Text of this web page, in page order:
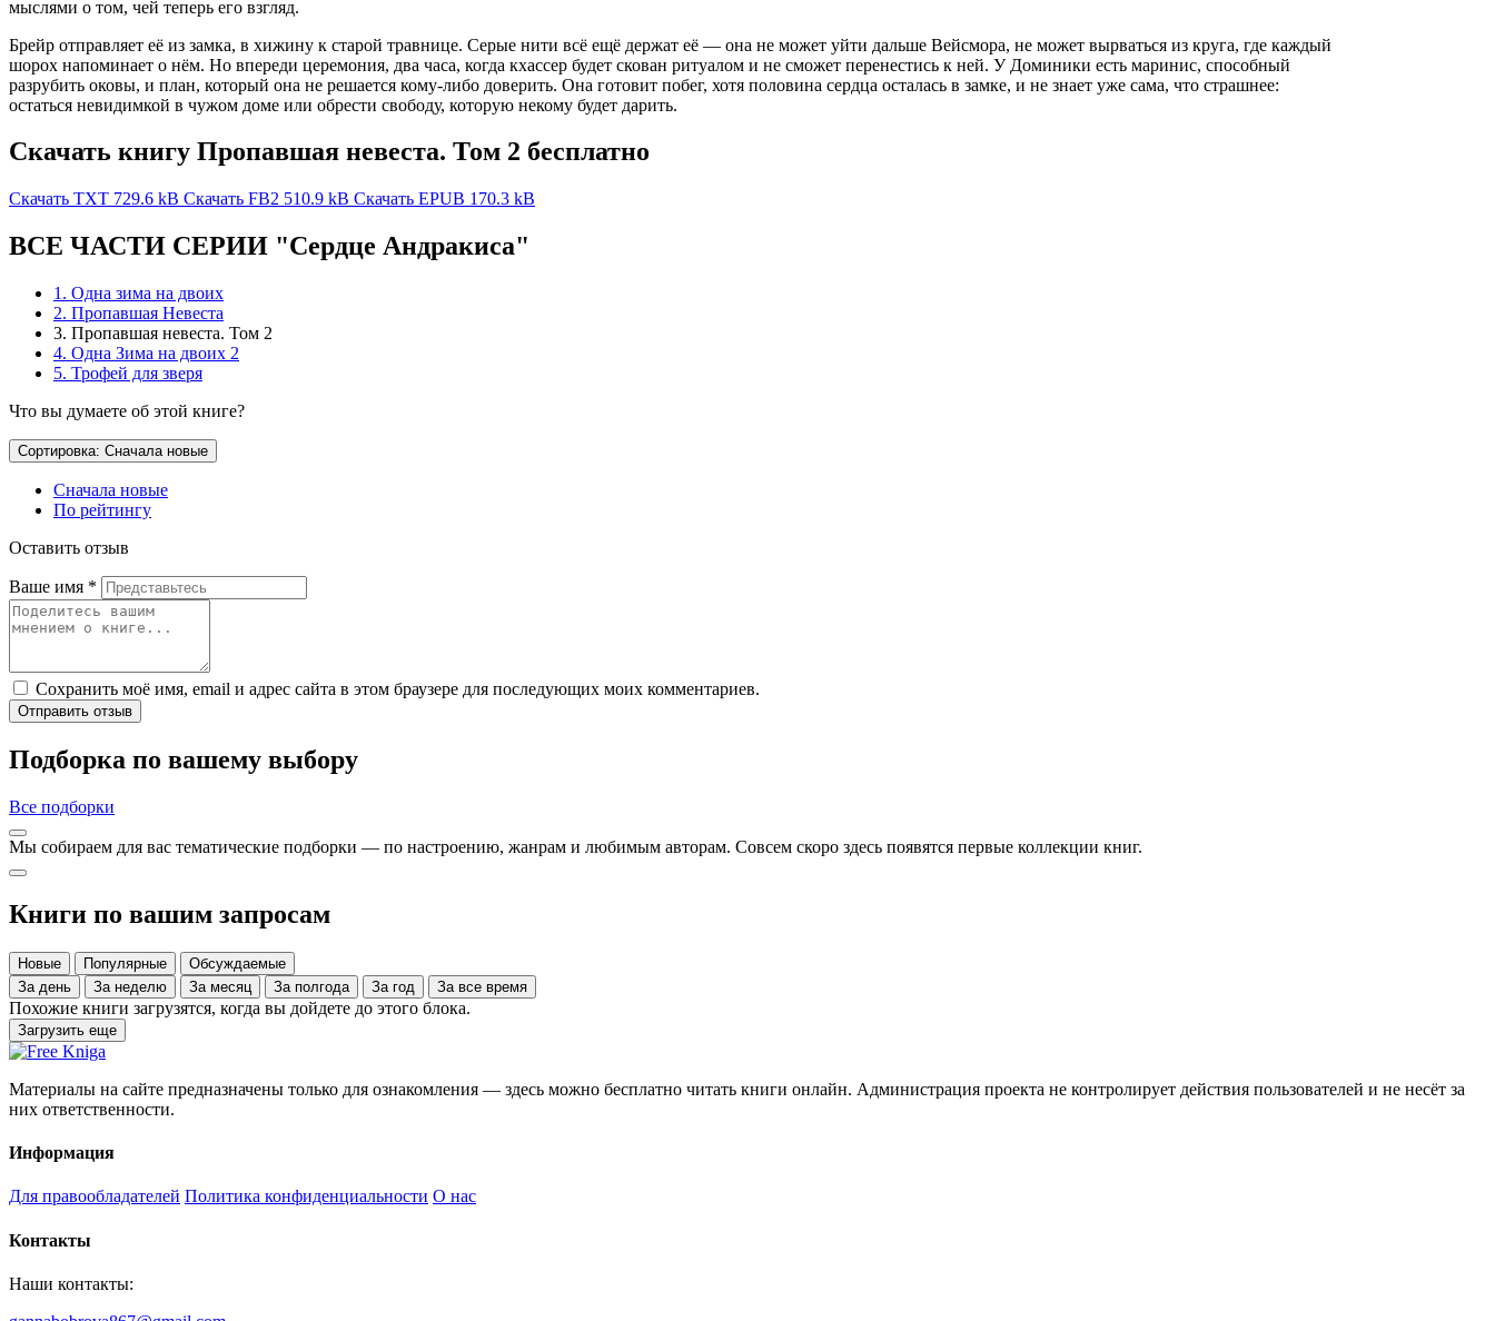
мыслями о том, чей теперь его взгляд.
Брейр отправляет её из замка, в хижину к старой травнице. Серые нити всё ещё держат её — она не может уйти дальше Вейсмора, не может вырваться из круга, где каждый
шорох напоминает о нём. Но впереди церемония, два часа, когда кхассер будет скован ритуалом и не сможет перенестись к ней. У Доминики есть маринис, способный
разрубить оковы, и план, который она не решается кому-либо доверить. Она готовит побег, хотя половина сердца осталась в замке, и не знает уже сама, что страшнее:
остаться невидимкой в чужом доме или обрести свободу, которую некому будет дарить.
Скачать книгу Пропавшая невеста. Том 2 бесплатно
Скачать TXT 729.6 kB Скачать FB2 510.9 kB Скачать EPUB 170.3 kB
ВСЕ ЧАСТИ СЕРИИ "Сердце Андракиса"
1. Одна зима на двоих
2. Пропавшая Невеста
3. Пропавшая невеста. Том 2
4. Одна Зима на двоих 2
5. Трофей для зверя
Что вы думаете об этой книге?
Сортировка: Сначала новые
Сначала новые
По рейтингу
Оставить отзыв
Ваше имя *
Сохранить моё имя, email и адрес сайта в этом браузере для последующих моих комментариев.
Отправить отзыв
Подборка по вашему выбору
Все подборки
Мы собираем для вас тематические подборки — по настроению, жанрам и любимым авторам. Совсем скоро здесь появятся первые коллекции книг.
Книги по вашим запросам
Новые Популярные
Обсуждаемые
За день
За неделю За месяц За полгода За год За все время
Похожие книги загрузятся, когда вы дойдете до этого блока.
Загрузить еще
Материалы на сайте предназначены только для ознакомления — здесь можно бесплатно читать книги онлайн. Администрация проекта не контролирует действия пользователей и не несёт за
них ответственности.
Информация
Для правообладателей Политика конфиденциальности О нас
Контакты
Наши контакты: